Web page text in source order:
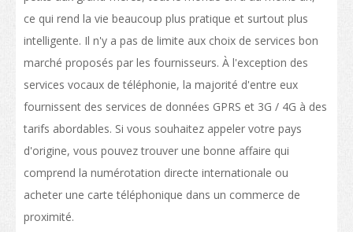
Liste des programmes
Enseignement professionnel
Structure des qualifications
La politique de "Développer le statut de HK en tant que pôle international
d'éducation"
Calendrier des établissements de Hong Kong
Plus de possibilités d’études
Parcours d'étude
ce qui rend la vie beaucoup plus pratique et surtout plus
intelligente. Il n'y a pas de limite aux choix de services bon
marché proposés par les fournisseurs. À l'exception des
services vocaux de téléphonie, la majorité d'entre eux
fournissent des services de données GPRS et 3G / 4G à des
tarifs abordables. Si vous souhaitez appeler votre pays
d'origine, vous pouvez trouver une bonne affaire qui
comprend la numérotation directe internationale ou
acheter une carte téléphonique dans un commerce de
proximité.